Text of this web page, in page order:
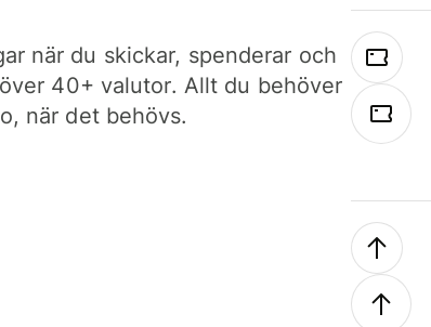
när du skickar, spenderar och
40+ valutor. Allt du behöver
när det behövs.